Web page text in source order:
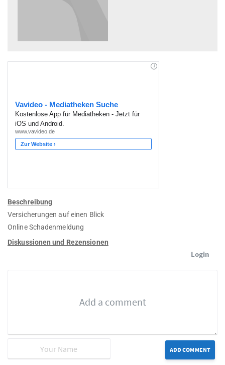
Beschreibung
Versicherungen auf einen Blick
Online Schadenmeldung
Diskussionen und Rezensionen
Login
ADD COMMENT